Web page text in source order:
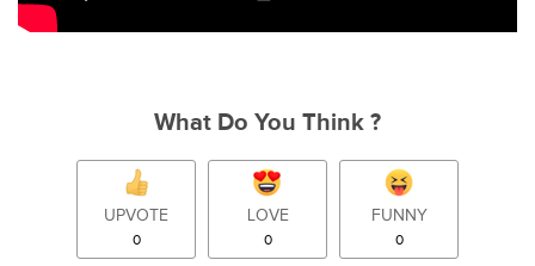
What Do You Think ?
UPVOTE
0
LOVE
0
FUNNY
0